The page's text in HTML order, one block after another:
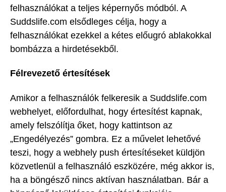
felhasználókat a teljes képernyős módból. A
Suddslife.com elsődleges célja, hogy a
felhasználókat ezekkel a kétes előugró ablakokkal
bombázza a hirdetésekből.
Félrevezető értesítések
Amikor a felhasználók felkeresik a Suddslife.com
webhelyet, előfordulhat, hogy értesítést kapnak,
amely felszólítja őket, hogy kattintson az
„Engedélyezés” gombra. Ez a művelet lehetővé
teszi, hogy a webhely push értesítéseket küldjön
közvetlenül a felhasználó eszközére, még akkor is,
ha a böngésző nincs aktívan használatban. Bár a